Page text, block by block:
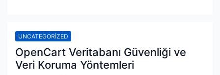
UNCATEGORIZED
OpenCart Veritabanı Güvenliği ve
Veri Koruma Yöntemleri